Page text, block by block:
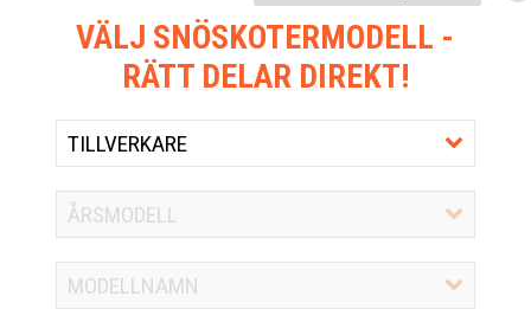
VÄLJ SNÖSKOTERMODELL -
RÄTT DELAR DIREKT!